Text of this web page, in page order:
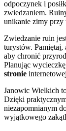
odpoczynek i
zwiedzaniem.
unikanie zimy przy
Zwiedzanie ruin
turystów.
aby chronić
Planując
stronie
Janowic Wielkich
Dzięki
niezapomnianym
wyjątkowego